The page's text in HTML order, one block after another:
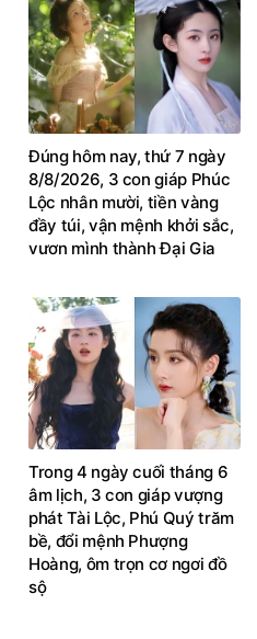
Đúng hôm nay, thứ 7 ngày
8/8/2026, 3 con giáp Phúc
Lộc nhân mười, tiền vàng
đầy túi, vận mệnh khởi sắc,
vươn mình thành Đại Gia
Trong 4 ngày cuối tháng 6
âm lịch, 3 con giáp vượng
phát Tài Lộc, Phú Quý trăm
bề, đổi mệnh Phượng
Hoàng, ôm trọn cơ ngơi đồ
sộ